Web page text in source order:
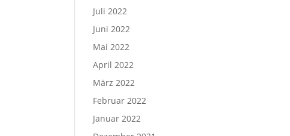
Juli 2022
Juni 2022
Mai 2022
April 2022
März 2022
Februar 2022
Januar 2022